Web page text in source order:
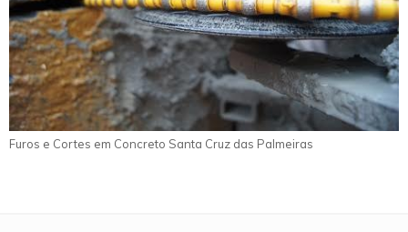
Furos e Cortes em Concreto Santa Cruz das Palmeiras